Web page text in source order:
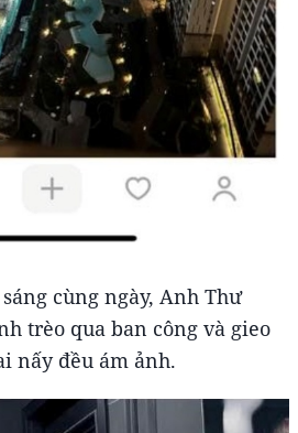
cùng ngày, Anh Thư
trèo qua ban công và gieo
nấy đều ám ảnh.